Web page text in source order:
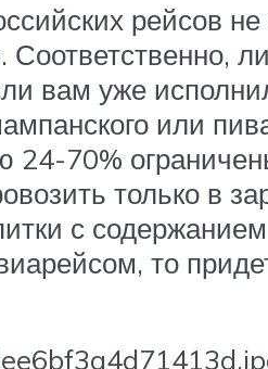
рейсов
Соответственно,
вам уже
или
24-70%
только в
с
то